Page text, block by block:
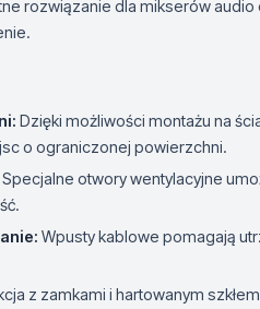
rozwiązanie dla mikserów
Dzięki możliwości montażu na
o ograniczonej powierzchni.
Specjalne otwory wentylacyjne
Wpusty kablowe pomagają
z zamkami i hartowanym